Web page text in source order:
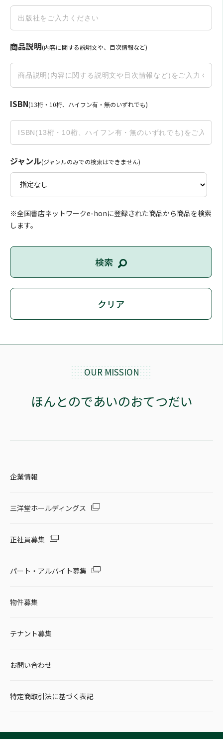
商品説明(内容に関する説明文や、目次情報など)
ISBN(13桁・10桁、ハイフン有・無のいずれでも)
ジャンル(ジャンルのみでの検索はできません)
※全国書店ネットワークe-honに登録された商品から商品を検索
します。
検索
クリア
OUR MISSION
ほんとのであいのおてつだい
企業情報
三洋堂ホールディングス
正社員募集
パート・アルバイト募集
物件募集
テナント募集
お問い合わせ
特定商取引法に基づく表記